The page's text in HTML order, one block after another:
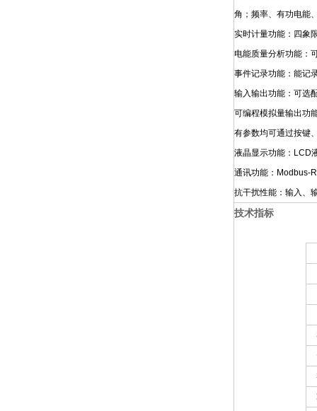
角；频率、有功电能
实时计量功能：四象
电能质量分析功能：
事件记录功能：能记
输入输出功能：可选
可编程模拟量输出功
有参数均可通过按键
液晶显示功能：LCD
通讯功能：Modbus-
抗干扰性能：输入、
技术指标